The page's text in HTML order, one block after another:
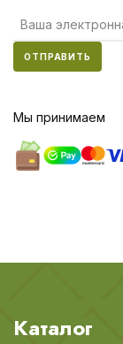
ОТПРАВИТЬ
Мы принимаем
Каталог